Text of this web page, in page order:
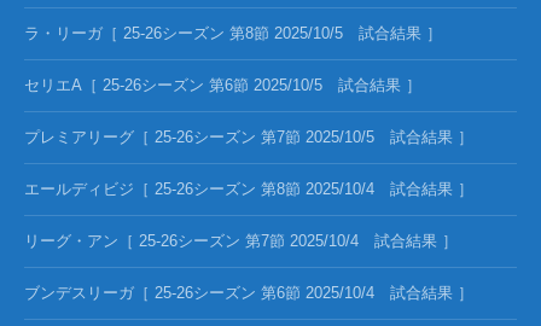
ラ・リーガ［ 25-26シーズン 第8節 2025/10/5 試合結果 ］
セリエA［ 25-26シーズン 第6節 2025/10/5 試合結果 ］
プレミアリーグ［ 25-26シーズン 第7節 2025/10/5 試合結果 ］
エールディビジ［ 25-26シーズン 第8節 2025/10/4 試合結果 ］
リーグ・アン［ 25-26シーズン 第7節 2025/10/4 試合結果 ］
ブンデスリーガ［ 25-26シーズン 第6節 2025/10/4 試合結果 ］